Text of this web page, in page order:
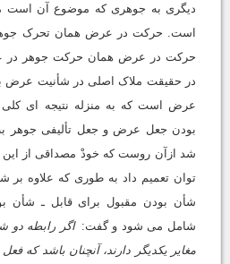
دیگرى به جوهرى که موضوع آن
است. حرکت در عرض همان تحرک
حرکت در عرض همان حرکت جوهر
در حقیقت ملاک اصلى در شأنیت عرض
عرض است که به منزله نتیجه اى
بودن جعل عرض و جعل تألیفى جوهر
شد ازآن روست که خودْ مصداقى از
توان تعمیم داد به طورى که علاوه
شأن بودن مقبول براى قابل ـ شأن
شامل مى شود و گفت: اگر رابطه دو
مغایر یکدیگر دارند، آنچنان باشد که فعل